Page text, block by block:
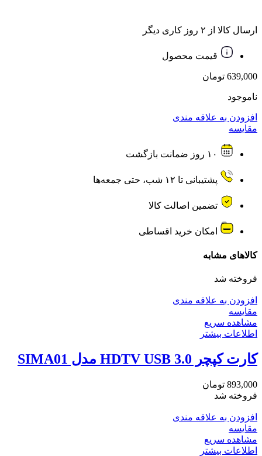
ارسال کالا از ۲ روز کاری دیگر
قیمت محصول
639,000 تومان
ناموجود
افزودن به علاقه مندی
مقایسه
۱۰ روز ضمانت بازگشت
پشتیبانی تا ۱۲ شب، حتی جمعه‌ها
تضمین اصالت کالا
امکان خرید اقساطی
کالاهای مشابه
فروخته شد
افزودن به علاقه مندی
مقایسه
مشاهده سریع
اطلاعات بیشتر
کارت کپچر HDTV USB 3.0 مدل SIMA01
893,000 تومان
فروخته شد
افزودن به علاقه مندی
مقایسه
مشاهده سریع
اطلاعات بیشتر